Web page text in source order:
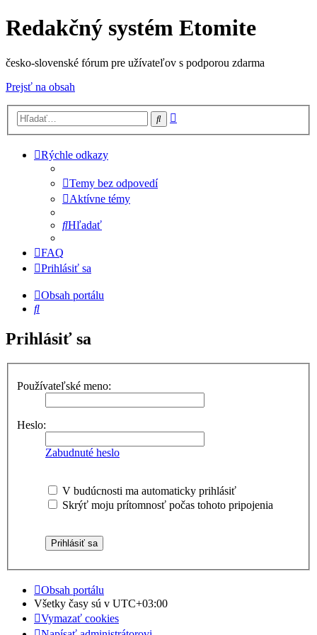
Redakčný systém Etomite
česko-slovenské fórum pre užívateľov s podporou zdarma
Prejsť na obsah
Hľadať
Rýchle odkazy
Temy bez odpovedí
Aktívne témy
Hľadať
FAQ
Prihlásiť sa
Obsah portálu
Hľadať
Prihlásiť sa
Používateľské meno:
Heslo:
Zabudnuté heslo
V budúcnosti ma automaticky prihlásiť
Skrýť moju prítomnosť počas tohoto pripojenia
Obsah portálu
Všetky časy sú v UTC+03:00
Vymazať cookies